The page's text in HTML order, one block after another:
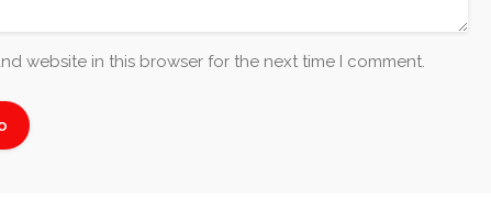
website in this browser for the next time I comment.